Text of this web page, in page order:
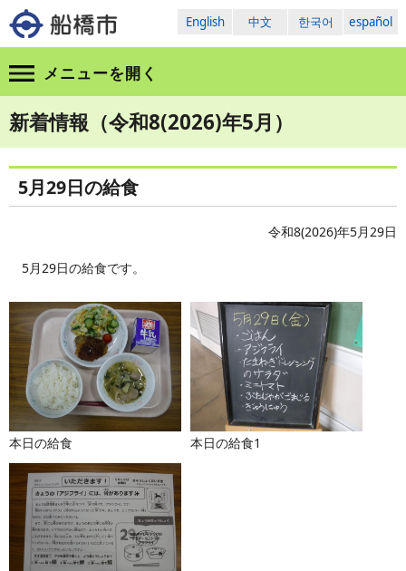
English 中文 한국어 español
メニューを開く
新着情報（令和8(2026)年5月）
5月29日の給食
令和8(2026)年5月29日
5月29日の給食です。
本日の給食 本日の給食1